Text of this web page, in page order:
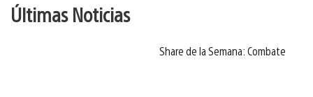
Últimas Noticias
Share de la Semana: Combate